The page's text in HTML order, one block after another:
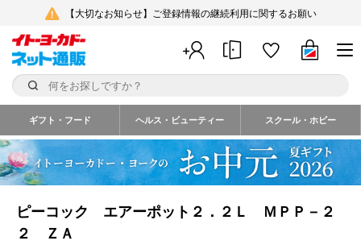
【大切なお知らせ】ご登録情報の継続利用に関するお願い
ギフト・フード ヘルス・ビューティー スクール・ホビー
ピーコック エアーポット２．２Ｌ ＭＰＰ－２
２ ＺＡ